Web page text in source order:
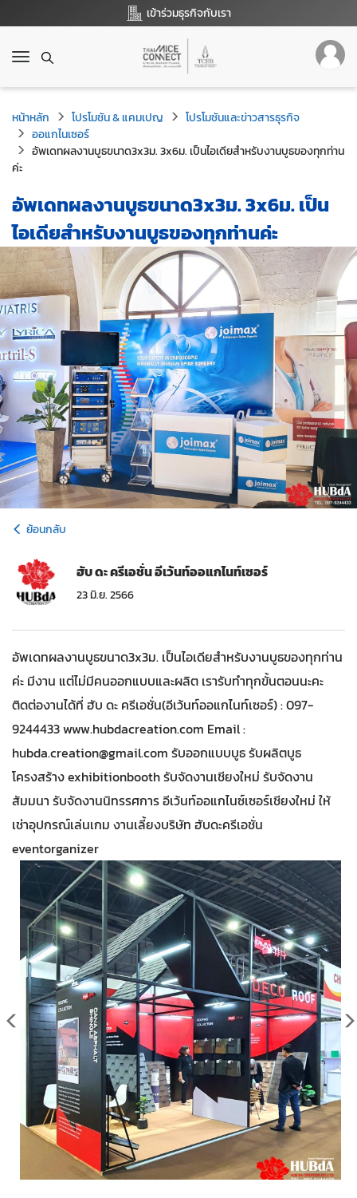
เข้าร่วมธุรกิจกับเรา
T
g
g
l
e
n
a
i
g
a
t
i
o
n
หน้าหลัก โปรโมชัน & แคมเปญ
โปรโมชันและข่าวสารธุรกิจ
ออแกไนเซอร์
อัพเดทผลงานบูธขนาด3x3ม. 3x6ม. เป็นไอเดียสำหรับงานบูธของทุกท่าน
ค่ะ
อัพเดทผลงานบูธขนาด3x3ม. 3x6ม. เป็น
ไอเดียสำหรับงานบูธของทุกท่านค่ะ
ย้อนกลับ
ฮับ ดะ ครีเอชั่น อีเว้นท์ออแกไนท์เซอร์
23 มิ.ย. 2566
อัพเดทผลงานบูธขนาด3x3ม. เป็นไอเดียสำหรับงานบูธของทุกท่าน
ค่ะ มีงาน แต่ไม่มีคนออกแบบและผลิต เรารับทำทุกขั้นตอนนะคะ
ติดต่องานได้ที่ ฮับ ดะ ครีเอชั่น(อีเว้นท์ออแกไนท์เซอร์) : 097-
9244433 www.hubdacreation.com Email :
hubda.creation@gmail.com รับออกแบบบูธ รับผลิตบูธ
โครงสร้าง exhibitionbooth รับจัดงานเชียงใหม่ รับจัดงาน
สัมมนา รับจัดงานนิทรรศการ อีเว้นท์ออแกไนซ์เซอร์เชียงใหม่ ให้
เช่าอุปกรณ์เล่นเกม งานเลี้ยงบริษัท ฮับดะครีเอชั่น
eventorganizer